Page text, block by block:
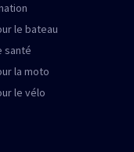
le bateau
santé
la moto
le vélo